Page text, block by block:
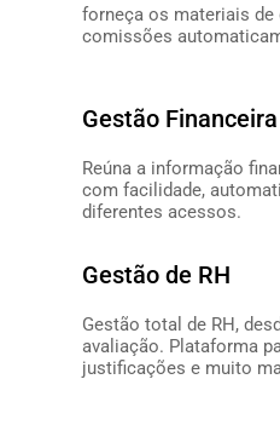
forneça os materiais de
comissões
Gestão Financeira
Reúna a informação
com facilidade,
diferentes acessos.
Gestão de RH
Gestão total de RH,
avaliação. Plataforma
justificações e muito